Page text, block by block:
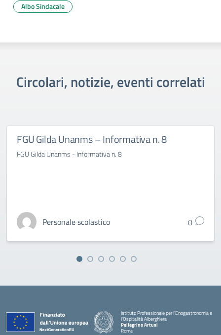
Albo Sindacale
Circolari, notizie, eventi correlati
FGU Gilda Unanms – Informativa n. 8
FGU Gilda Unanms - Informativa n. 8
Personale scolastico 0
Istituto Professionale per l'Enogastronomia e
l'Ospitalità Alberghiera
Pellegrino Artusi
Roma